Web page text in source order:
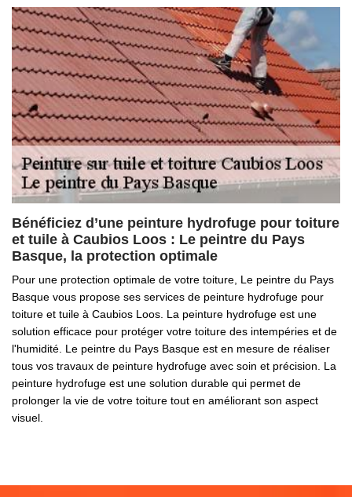
Bénéficiez d’une peinture hydrofuge pour toiture
et tuile à Caubios Loos : Le peintre du Pays
Basque, la protection optimale
Pour une protection optimale de votre toiture, Le peintre du Pays
Basque vous propose ses services de peinture hydrofuge pour
toiture et tuile à Caubios Loos. La peinture hydrofuge est une
solution efficace pour protéger votre toiture des intempéries et de
l'humidité. Le peintre du Pays Basque est en mesure de réaliser
tous vos travaux de peinture hydrofuge avec soin et précision. La
peinture hydrofuge est une solution durable qui permet de
prolonger la vie de votre toiture tout en améliorant son aspect
visuel.